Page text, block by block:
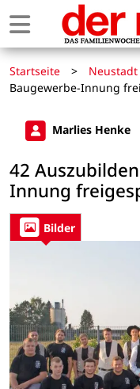
Startseite > Neustadt
Baugewerbe-Innung
Marlies Henke
42
Innung
Bilder